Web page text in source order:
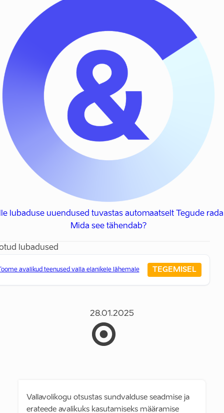
lubaduse uuendused tuvastas automaatselt Tegude
Mida see tähendab?
lubadused
avalikud teenused valla elanikele lähemale TEGEMISEL
28.01.2025
Vallavolikogu otsustas sundvalduse seadmise ja
erateede avalikuks kasutamiseks määramise